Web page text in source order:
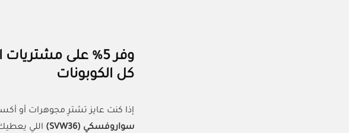
كل الكوبونات
إذا كنت عايز تشترِ مجوهرات أو
سواروفسكي (SVW36)
اللي يعطيك تخفيض